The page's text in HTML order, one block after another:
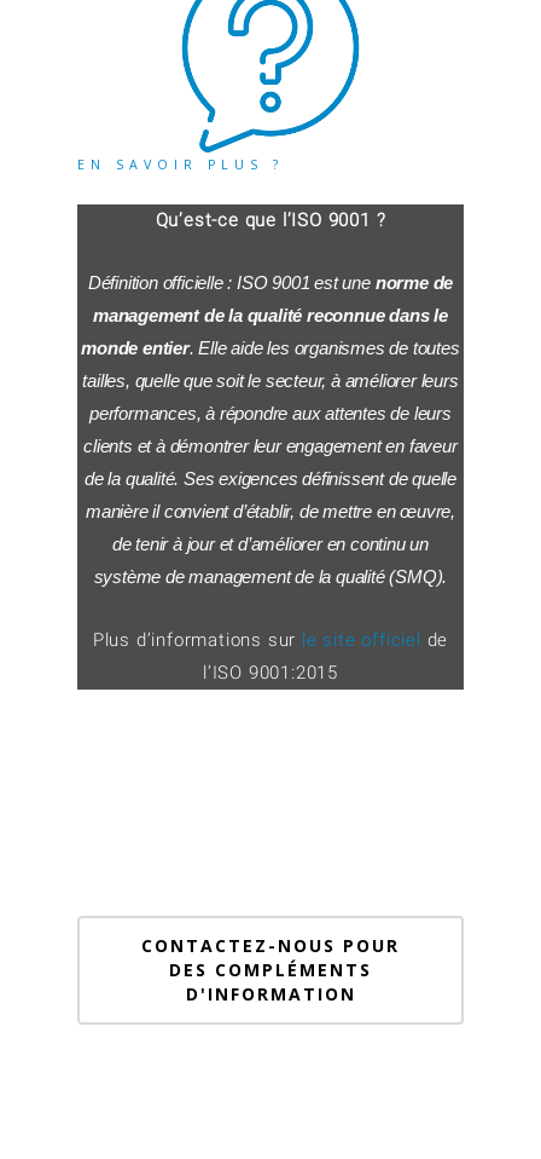
EN SAVOIR PLUS ?
Qu’est-ce que l’ISO 9001 ?
Définition officielle : ISO 9001 est une norme de
management de la qualité reconnue dans le
monde entier. Elle aide les organismes de toutes
tailles, quelle que soit le secteur, à améliorer leurs
performances, à répondre aux attentes de leurs
clients et à démontrer leur engagement en faveur
de la qualité. Ses exigences définissent de quelle
manière il convient d’établir, de mettre en œuvre,
de tenir à jour et d’améliorer en continu un
système de management de la qualité (SMQ).
Plus d’informations sur le site officiel de
l’ISO 9001:2015
CONTACTEZ-NOUS POUR
DES COMPLÉMENTS
D'INFORMATION